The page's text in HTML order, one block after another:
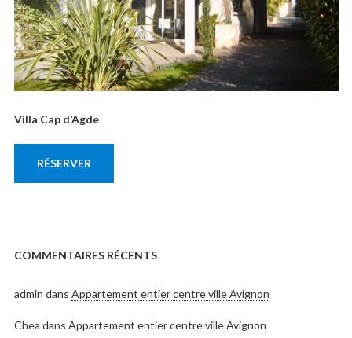
Villa Cap d’Agde
RÉSERVER
COMMENTAIRES RÉCENTS
admin dans Appartement entier centre ville Avignon
Chea dans Appartement entier centre ville Avignon